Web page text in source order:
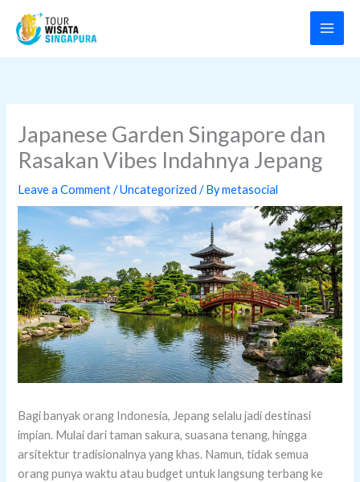
content
Japanese Garden Singapore dan
Rasakan Vibes Indahnya Jepang
Leave a Comment /Uncategorized / Bymetasocial
Bagi banyak orang Indonesia, Jepang selalu jadi destinasi
impian. Mulai dari taman sakura, suasana tenang, hingga
arsitektur tradisionalnya yang khas. Namun, tidak semua
orang punya waktu atau budget untuk langsung terbang ke